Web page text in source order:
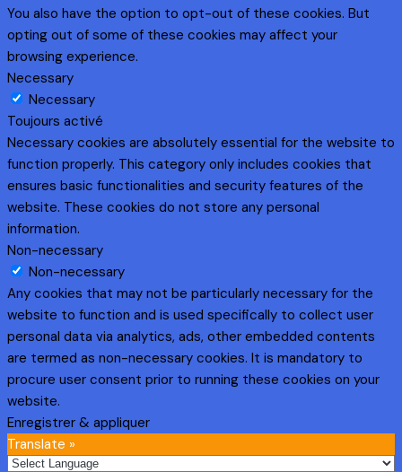
You also have the option to opt-out of these cookies. But
opting out of some of these cookies may affect your
browsing experience.
Necessary
Necessary
Toujours activé
Necessary cookies are absolutely essential for the website to
function properly. This category only includes cookies that
ensures basic functionalities and security features of the
website. These cookies do not store any personal
information.
Non-necessary
Non-necessary
Any cookies that may not be particularly necessary for the
website to function and is used specifically to collect user
personal data via analytics, ads, other embedded contents
are termed as non-necessary cookies. It is mandatory to
procure user consent prior to running these cookies on your
website.
Enregistrer & appliquer
Translate »